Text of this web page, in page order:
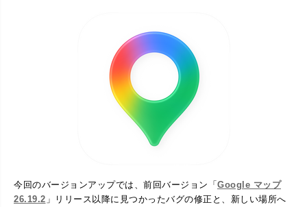
今回のバージョンアップでは、前回バージョン「Google マップ
26.19.2 」リリース以降に見つかったバグの修正と、新しい場所へ